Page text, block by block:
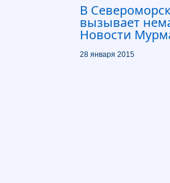
В
вызывает
Новости
28 января 2015